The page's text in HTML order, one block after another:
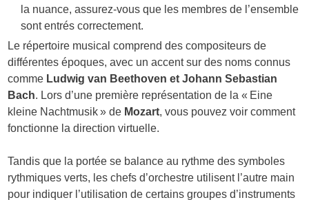
la nuance, assurez-vous que les membres de l’ensemble
sont entrés correctement.
Le répertoire musical comprend des compositeurs de
différentes époques, avec un accent sur des noms connus
comme Ludwig van Beethoven et Johann Sebastian
Bach. Lors d’une première représentation de la « Eine
kleine Nachtmusik » de Mozart, vous pouvez voir comment
fonctionne la direction virtuelle.
Tandis que la portée se balance au rythme des symboles
rythmiques verts, les chefs d’orchestre utilisent l’autre main
pour indiquer l’utilisation de certains groupes d’instruments